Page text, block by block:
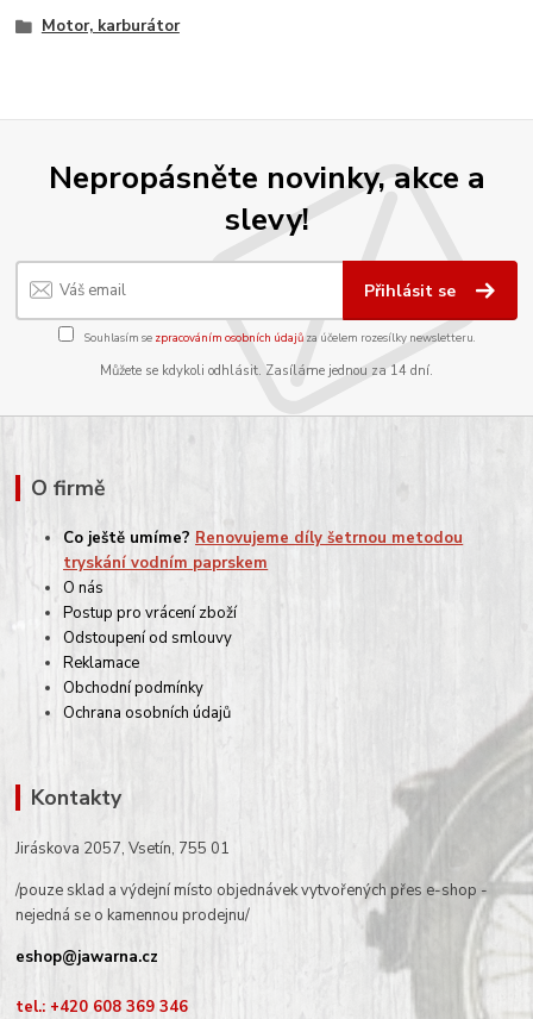
Motor, karburátor
Nepropásněte novinky, akce a
slevy!
Přihlásit se
Souhlasím se zpracováním osobních údajůza účelem rozesílky newsletteru.
Můžete se kdykoli odhlásit. Zasíláme jednou za 14 dní.
O firmě
Co ještě umíme? Renovujeme díly šetrnou metodou
tryskání vodním paprskem
O nás
Postup pro vrácení zboží
Odstoupení od smlouvy
Reklamace
Obchodní podmínky
Ochrana osobních údajů
Kontakty
Jiráskova 2057, Vsetín, 755 01
/pouze sklad a výdejní místo objednávek vytvořených přes e-shop -
nejedná se o kamennou prodejnu/
eshop@jawarna.cz
tel.: +420 608 369 346